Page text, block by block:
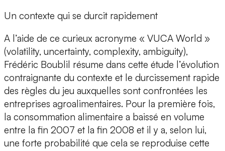
Un contexte qui se durcit rapidement
A l’aide de ce curieux acronyme « VUCA World »
(volatility, uncertainty, complexity, ambiguity),
Frédéric Boublil résume dans cette étude l’évolution
contraignante du contexte et le durcissement rapide
des règles du jeu auxquelles sont confrontées les
entreprises agroalimentaires. Pour la première fois,
la consommation alimentaire a baissé en volume
entre la fin 2007 et la fin 2008 et il y a, selon lui,
une forte probabilité que cela se reproduise cette